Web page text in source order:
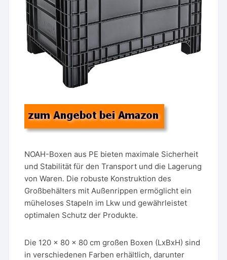
NOAH-Boxen aus PE bieten maximale Sicherheit
und Stabilität für den Transport und die Lagerung
von Waren. Die robuste Konstruktion des
Großbehälters mit Außenrippen ermöglicht ein
müheloses Stapeln im Lkw und gewährleistet
optimalen Schutz der Produkte.
Die 120 x 80 x 80 cm großen Boxen (LxBxH) sind
in verschiedenen Farben erhältlich, darunter